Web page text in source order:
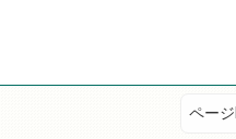
ページ